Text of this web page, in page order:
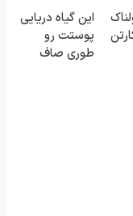
این گیاه دریایی
پوستت رو
طوری صاف